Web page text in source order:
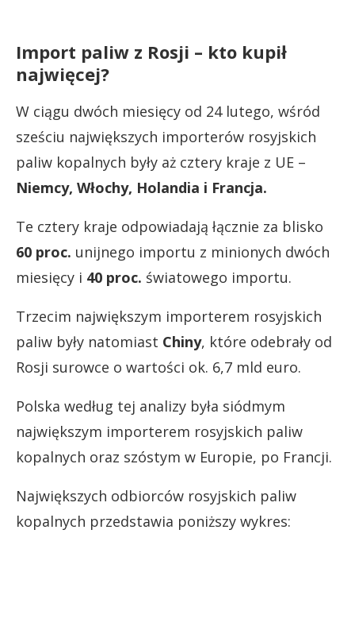
Import paliw z Rosji – kto kupił
najwięcej?
W ciągu dwóch miesięcy od 24 lutego, wśród
sześciu największych importerów rosyjskich
paliw kopalnych były aż cztery kraje z UE –
Niemcy, Włochy, Holandia i Francja.
Te cztery kraje odpowiadają łącznie za blisko
60 proc. unijnego importu z minionych dwóch
miesięcy i 40 proc. światowego importu.
Trzecim największym importerem rosyjskich
paliw były natomiast Chiny, które odebrały od
Rosji surowce o wartości ok. 6,7 mld euro.
Polska według tej analizy była siódmym
największym importerem rosyjskich paliw
kopalnych oraz szóstym w Europie, po Francji.
Największych odbiorców rosyjskich paliw
kopalnych przedstawia poniższy wykres: